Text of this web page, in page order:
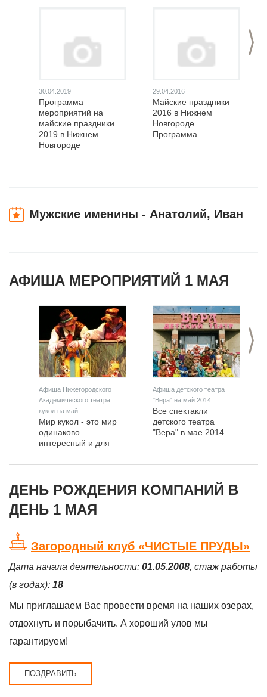
>
30.04.2019
Программа
мероприятий на
майские праздники
2019 в Нижнем
Новгороде
29.04.2016
Майские праздники
2016 в Нижнем
Новгороде.
Программа
Мужские именины - Анатолий, Иван
АФИША МЕРОПРИЯТИЙ 1 МАЯ
>
Афиша Нижегородского
Академического театра
кукол на май
Мир кукол - это мир
одинаково
интересный и для
детей.
Афиша детского театра
"Вера" на май 2014
Все спектакли
детского театра
"Вера" в мае 2014.
ДЕНЬ РОЖДЕНИЯ КОМПАНИЙ В
ДЕНЬ 1 МАЯ
Загородный клуб «ЧИСТЫЕ ПРУДЫ»
Дата начала деятельности: 01.05.2008, стаж работы
(в годах): 18
Мы приглашаем Вас провести время на наших озерах,
отдохнуть и порыбачить. А хороший улов мы
гарантируем!
ПОЗДРАВИТЬ